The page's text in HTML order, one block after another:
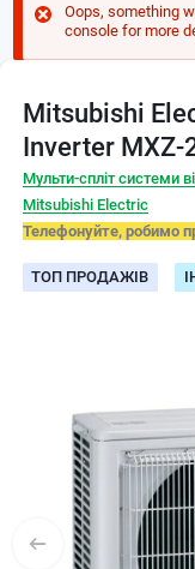
Oops, something
console for more
Mitsubishi
Inverter MXZ-
Мульти-спліт системи
Mitsubishi Electric
Телефонуйте, робимо
ТОП ПРОДАЖІВ